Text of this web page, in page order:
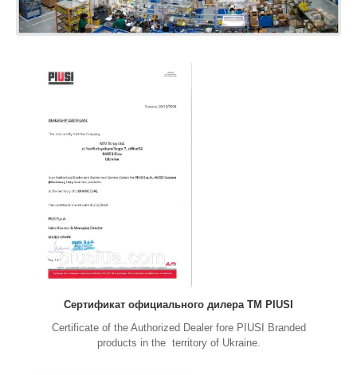
Сертификат официального дилера ТМ PIUSI
Certificate of the Authorized Dealer fore PIUSI Branded
products in the territory of Ukraine.